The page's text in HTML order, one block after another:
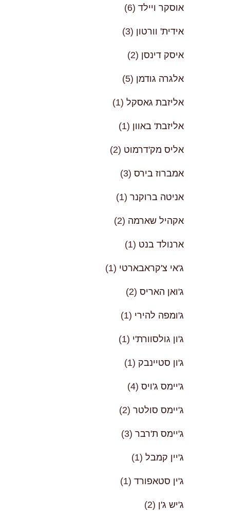
אוסקר ויילד (6)
אידית' וורטון (3)
איסק דינסן (2)
אלגרה גודמן (5)
אליזבת גאסקל (1)
אליזבת' באוון (1)
אליס מק'דרמוט (2)
אמברוז בירס (3)
אניטה ברוקנר (1)
אקהיל שארמה (2)
ארנולד בנט (1)
ג'אי צ'קראבארטי (1)
ג'ואן האריס (2)
ג'ומפה להירי (1)
ג'ון גולסוורת'י (1)
ג'ון סטיינבק (1)
ג'יימס ג'ויס (4)
ג'יימס סולטר (2)
ג'יימס ת'רבר (3)
ג'יין קמבל (1)
ג'ין סטאפורד (1)
ג'יש ג'ן (2)